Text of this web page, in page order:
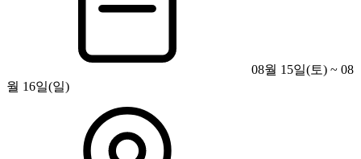
08월 15일(토) ~ 08
월 16일(일)